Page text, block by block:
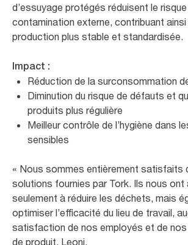
d’essuyage protégés réduisent le
contamination externe, contribuant ainsi
production plus stable et standardisée.
Impact :
Réduction de la surconsommation
Diminution du risque de défauts et
produits plus régulière
Meilleur contrôle de l’hygiène dans
sensibles
« Nous sommes entièrement satisfaits
solutions fournies par Tork. Ils nous ont
seulement à réduire les déchets, mais
optimiser l’efficacité du lieu de travail,
satisfaction de nos employés et de
de produit, Leoni.